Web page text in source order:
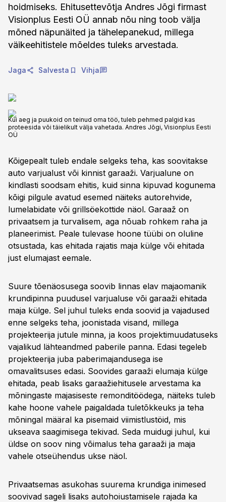
hoidmiseks. Ehitusettevõtja Andres Jõgi firmast
Visionplus Eesti OÜ annab nõu ning toob välja
mõned näpunäited ja tähelepanekud, millega
väikeehitistele mõeldes tuleks arvestada.
Jaga Salvesta Vihja
Kui aeg ja puukoid on teinud oma töö, tuleb pehmed palgid kas
proteesida või täielikult välja vahetada. Andres Jõgi, Visionplus Eesti
OÜ
Kõigepealt tuleb endale selgeks teha, kas soovitakse
auto varjualust või kinnist garaaži. Varjualune on
kindlasti soodsam ehitis, kuid sinna kipuvad kogunema
kõigi pilgule avatud esemed näiteks autorehvide,
lumelabidate või grillsöekottide näol. Garaaž on
privaatsem ja turvalisem, aga nõuab rohkem raha ja
planeerimist. Peale tulevase hoone tüübi on oluline
otsustada, kas ehitada rajatis maja külge või ehitada
just elumajast eemale.
Suure tõenäosusega soovib linnas elav majaomanik
krundipinna puudusel varjualuse või garaaži ehitada
maja külge. Sel juhul tuleks enda soovid ja vajadused
enne selgeks teha, joonistada visand, millega
projekteerija jutule minna, ja koos projektimuudatuseks
vajalikud lähteandmed paberile panna. Edasi tegeleb
projekteerija juba paberimajandusega ise
omavalitsuses edasi. Soovides garaaži elumaja külge
ehitada, peab lisaks garaažiehitusele arvestama ka
mõningaste majasiseste remonditöödega, näiteks tuleb
kahe hoone vahele paigaldada tuletõkkeuks ja teha
mõningal määral ka pisemaid viimistlustöid, mis
ukseava saagimisega tekivad. Seda muidugi juhul, kui
üldse on soov ning võimalus teha garaaži ja maja
vahele otseühendus ukse näol.
Privaatsemas asukohas suurema krundiga inimesed
soovivad sageli lisaks autohoiustamisele rajada ka